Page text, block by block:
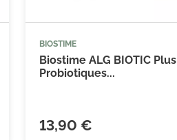

BIOSTIME
Biostime ALG BIOTIC Plus
Probiotiques...
13,90 €